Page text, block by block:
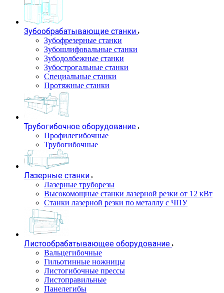
Зубообрабатывающие станки
Зубофрезерные станки
Зубошлифовальные станки
Зубодолбежные станки
Зубострогальные станки
Специальные станки
Протяжные станки
Трубогибочное оборудование
Профилегибочные
Трубогибочные
Лазерные станки
Лазерные труборезы
Высокомощные станки лазерной резки от 12 кВт
Станки лазерной резки по металлу с ЧПУ
Листообрабатывающее оборудование
Вальцегибочные
Гильотинные ножницы
Листогибочные прессы
Листоправильные
Панелегибы